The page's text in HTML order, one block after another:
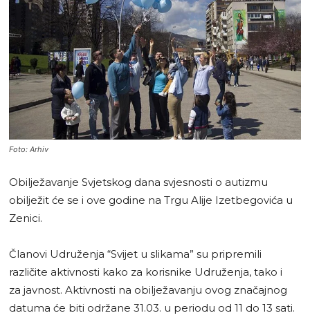
Foto: Arhiv
Obilježavanje Svjetskog dana svjesnosti o autizmu
obilježit će se i ove godine na Trgu Alije Izetbegovića u
Zenici.
Članovi Udruženja “Svijet u slikama” su pripremili
različite aktivnosti kako za korisnike Udruženja, tako i
za javnost. Aktivnosti na obilježavanju ovog značajnog
datuma će biti održane 31.03. u periodu od 11 do 13 sati.